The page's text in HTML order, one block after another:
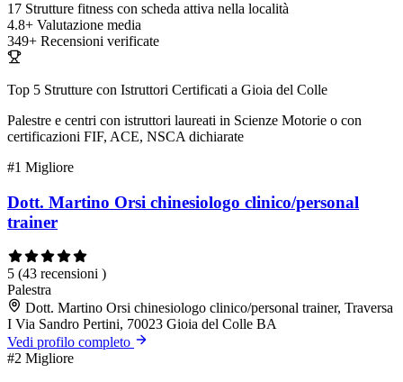
17 Strutture fitness con scheda attiva nella località
4.8+ Valutazione media
349+ Recensioni verificate
Top 5 Strutture con Istruttori Certificati a Gioia del Colle
Palestre e centri con istruttori laureati in Scienze Motorie o con
certificazioni FIF, ACE, NSCA dichiarate
#1 Migliore
Dott. Martino Orsi chinesiologo clinico/personal
trainer
5 (43 recensioni )
Palestra
Dott. Martino Orsi chinesiologo clinico/personal trainer, Traversa
I Via Sandro Pertini, 70023 Gioia del Colle BA
Vedi profilo completo
#2 Migliore